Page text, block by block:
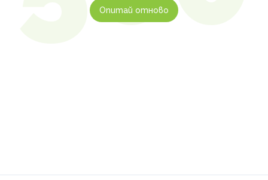
Опитай отново